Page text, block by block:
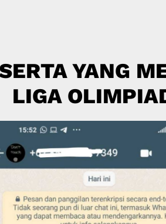
YANG
LIGA